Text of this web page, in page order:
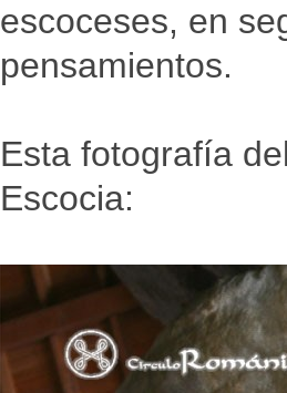
escoceses, en
pensamientos.
Esta fotografía
Escocia: